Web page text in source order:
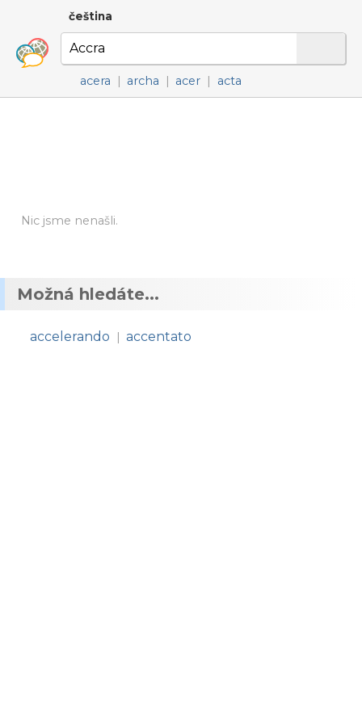
čeština
acera | archa | acer | acta
Nic jsme nenašli.
Možná hledáte...
accelerando | accentato